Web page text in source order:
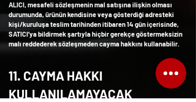
ALICI, mesafeli sözleşmenin mal satışına ilişkin olması
durumunda, ürünün kendisine veya gösterdiği adresteki
kişi/kuruluşa teslim tarihinden itibaren 14 gün içerisinde,
SATICI’ya bildirmek şartıyla hiçbir gerekçe göstermeksizin
malı reddederek sözleşmeden cayma hakkını kullanabilir.
11. CAYMA HAKKI
KULLANILAMAYACAK